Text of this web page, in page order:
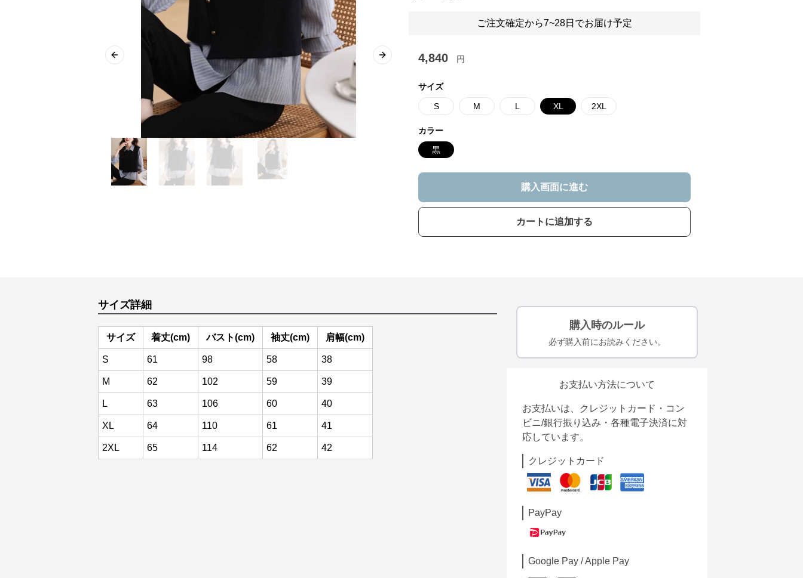
Previous slide Next slide
ご注文確定から7~28日でお届け予定
4,840 円
サイズ
S M L XL 2XL
カラー
黒
購入画面に進む
カートに追加する
サイズ詳細
サイズ 着丈(cm) バスト(cm) 袖丈(cm) 肩幅(cm)
S 61 98 58 38
M 62 102 59 39
L 63 106 60 40
XL 64 110 61 41
2XL 65 114 62 42
購入時のルール
必ず購入前にお読みください。
お支払い方法について
お支払いは、クレジットカード・コン
ビニ/銀行振り込み・各種電子決済に対
応しています。
クレジットカード
PayPay
Google Pay / Apple Pay